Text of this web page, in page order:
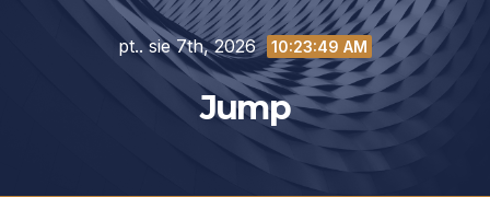
pt.. sie 7th, 2026 10:23:50 AM
Jump